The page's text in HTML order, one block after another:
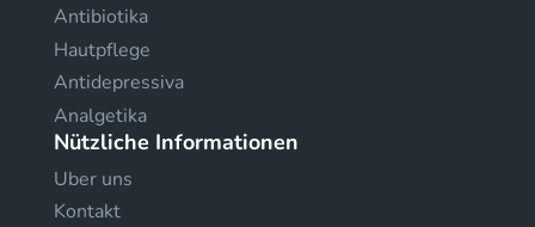
Antibiotika
Hautpflege
Antidepressiva
Analgetika
Nützliche Informationen
Uber uns
Kontakt